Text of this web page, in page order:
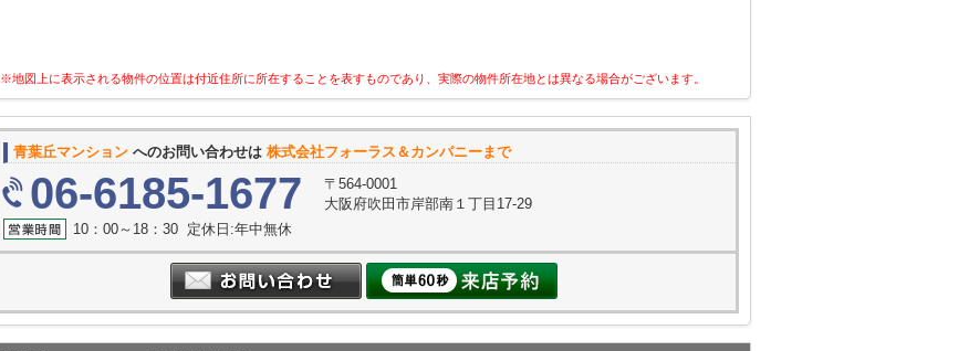
※地図上に表示される物件の位置は付近住所に所在することを表すものであり、実際の物件所在地とは異なる場合がございます。
青葉丘マンション へのお問い合わせは 株式会社フォーラス＆カンパニーまで
06-6185-1677
〒564-0001
大阪府吹田市岸部南１丁目17-29
10：00～18：30 定休日:年中無休